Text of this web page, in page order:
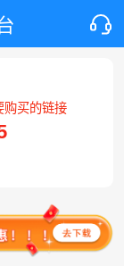
购买的链接